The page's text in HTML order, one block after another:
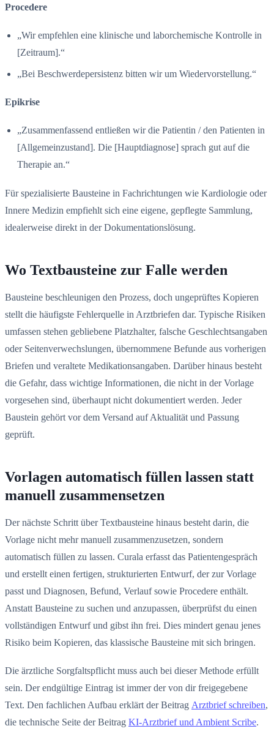
Procedere
„Wir empfehlen eine klinische und laborchemische Kontrolle in
[Zeitraum].“
„Bei Beschwerdepersistenz bitten wir um Wiedervorstellung.“
Epikrise
„Zusammenfassend entließen wir die Patientin / den Patienten in
[Allgemeinzustand]. Die [Hauptdiagnose] sprach gut auf die
Therapie an.“
Für spezialisierte Bausteine in Fachrichtungen wie Kardiologie oder
Innere Medizin empfiehlt sich eine eigene, gepflegte Sammlung,
idealerweise direkt in der Dokumentationslösung.
Wo Textbausteine zur Falle werden
Bausteine beschleunigen den Prozess, doch ungeprüftes Kopieren
stellt die häufigste Fehlerquelle in Arztbriefen dar. Typische Risiken
umfassen stehen gebliebene Platzhalter, falsche Geschlechtsangaben
oder Seitenverwechslungen, übernommene Befunde aus vorherigen
Briefen und veraltete Medikationsangaben. Darüber hinaus besteht
die Gefahr, dass wichtige Informationen, die nicht in der Vorlage
vorgesehen sind, überhaupt nicht dokumentiert werden. Jeder
Baustein gehört vor dem Versand auf Aktualität und Passung
geprüft.
Vorlagen automatisch füllen lassen statt
manuell zusammensetzen
Der nächste Schritt über Textbausteine hinaus besteht darin, die
Vorlage nicht mehr manuell zusammenzusetzen, sondern
automatisch füllen zu lassen. Curala erfasst das Patientengespräch
und erstellt einen fertigen, strukturierten Entwurf, der zur Vorlage
passt und Diagnosen, Befund, Verlauf sowie Procedere enthält.
Anstatt Bausteine zu suchen und anzupassen, überprüfst du einen
vollständigen Entwurf und gibst ihn frei. Dies mindert genau jenes
Risiko beim Kopieren, das klassische Bausteine mit sich bringen.
Die ärztliche Sorgfaltspflicht muss auch bei dieser Methode erfüllt
sein. Der endgültige Eintrag ist immer der von dir freigegebene
Text. Den fachlichen Aufbau erklärt der Beitrag Arztbrief schreiben,
die technische Seite der Beitrag KI-Arztbrief und Ambient Scribe.